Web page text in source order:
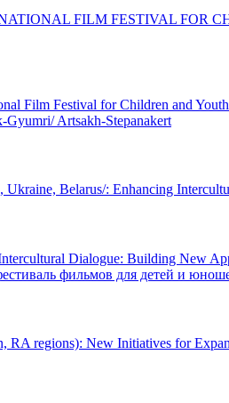
FILM FESTIVAL FOR
Film Festival for Children and
Gyumri/ Artsakh-Stepanakert
Ukraine, Belarus/: Enhancing
Dialogue: Building New
фильмов для детей и
RA regions): New Initiatives for